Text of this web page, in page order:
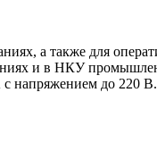
а также для
и в НКУ
с напряжением до 220 В.